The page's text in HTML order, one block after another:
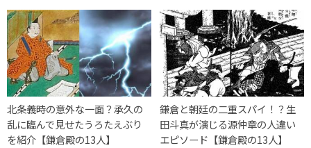
北条義時の意外な一面？承久の
乱に臨んで見せたうろたえぶり
を紹介【鎌倉殿の13人】
鎌倉と朝廷の二重スパイ！？生
田斗真が演じる源仲章の人違い
エピソード【鎌倉殿の13人】